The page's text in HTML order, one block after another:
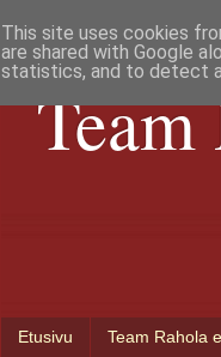
Etusivu Team Rahola
This site uses cookies
are shared with Google
statistics, and to detect